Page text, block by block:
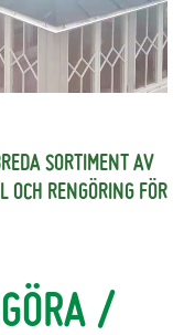
SORTIMENT AV
OCH RENGÖRING FÖR
/